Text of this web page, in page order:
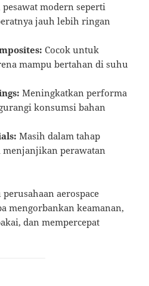
modern seperti
jauh lebih ringan
Cocok untuk
mampu bertahan di suhu
Meningkatkan performa
konsumsi bahan
Masih dalam tahap
menjanjikan perawatan
aerospace
mengorbankan keamanan,
dan mempercepat